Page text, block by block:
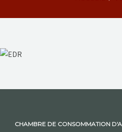
CHAMBRE DE CONSOMMATION